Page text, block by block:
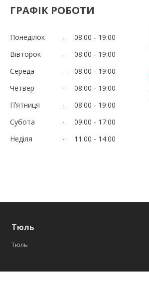
ГРАФІК РОБОТИ
Понеділок 08:00
19:00
Вівторок
08:00
19:00
Середа
08:00
19:00
Четвер
08:00
19:00
Пʼятниця
08:00
19:00
Субота
09:00
17:00
Неділя
11:00 14:00
Тюль
Тюль